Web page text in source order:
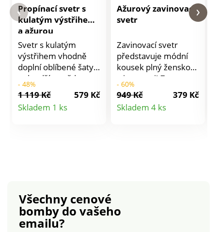
Propínací svetr s
kulatým výstřihem
a ažurou
Svetr s kulatým
výstřihem vhodně
doplní oblíbené šaty
nebo džíny, vždy
bude IN! Jemný úplet.
Kulatý výstřih. Dlouhé
halenkové rukávy.
- 48%
1 119 Kč
579 Kč
Skladem 1 ks
Detail
Ažurový zavinovací
svetr
Zavinovací svetr
představuje módní
kousek plný ženskosti
a jemnosti! Z
ažurového úpletu
jemného jako
pohlazení, je radost
žebrovaným lemem.
- 60%
949 Kč
379 Kč
Skladem 4 ks
Detail
Všechny cenové
bombydo vašeho
emailu?